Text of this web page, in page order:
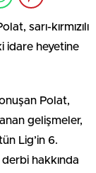
sarı-kırmızılı
idare heyetine
Polat,
gelişmeler,
Lig’in 6.
derbi hakkında